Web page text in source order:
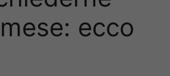
ecco